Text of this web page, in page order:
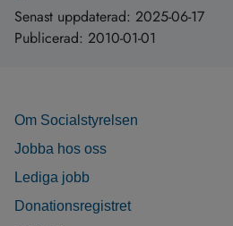
Senast uppdaterad: 2025-06-17
Publicerad: 2010-01-01
Om Socialstyrelsen
Jobba hos oss
Lediga jobb
Donationsregistret